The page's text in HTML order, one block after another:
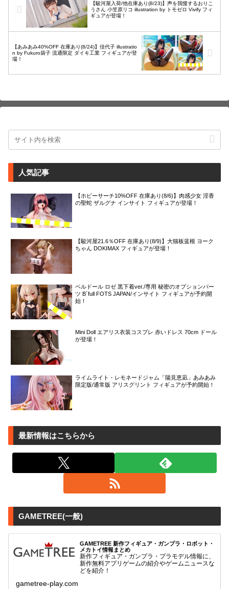
【駿河屋入荷/他在庫あり(8/23)】声を我慢するおりこ
うさん 小笠原リコ illustration by トモゼロ Vivify フィ
ギュアが登場！
【あみあみ40%OFF 在庫あり(8/24)】佳代子 illustratio
n by Fukuro袋子 流通限定 ダイキ工業 フィギュアが登
場！
人気記事
【ホビーサーチ10%OFF 在庫あり(8/6)】肉感少女 淫香
の聖蛇 ザルグナ インサイト フィギュアが登場！
【駿河屋21.6％OFF 在庫あり(8/9)】大猫板蓝根 ヨーク
ちゃん DOKIMAX フィギュアが登場！
ベルドール ロゼ 黒下着ver./専用 秘密のオプションパー
ツ B´full FOTS JAPAN/インサイト フィギュアが予約開
始！
Mini Doll エアリス衣装コスプレ 赤いドレス 70cm ドール
が登場！
ライムライト・レモネードジャム「陽見恵凪」あみあみ
限定版/通常版 アリスグリント フィギュアが予約開始！
最新情報はこちらから
GAMETREE(一般)
GAMETREE 新作フィギュア・ガンプラ・ロボット・
メカトイ情報まとめ
新作フィギュア・ガンプラ・プラモデル情報に、
新作無料アプリゲームの紹介やゲームニュースな
どを紹介！
gametree-play.com